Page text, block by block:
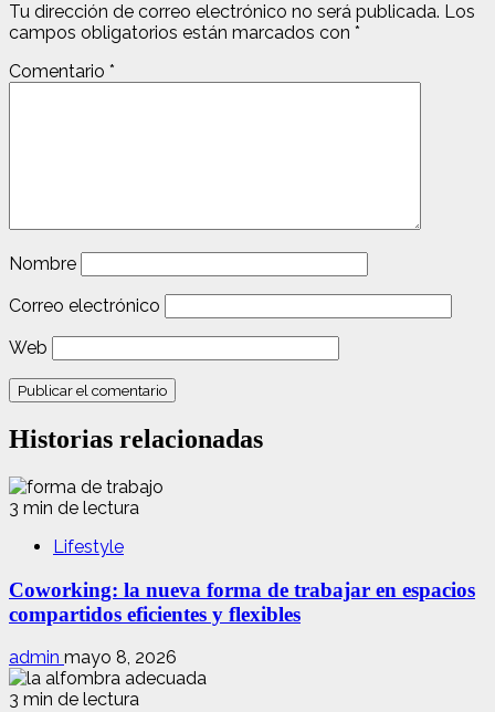
Tu dirección de correo electrónico no será publicada. Los
campos obligatorios están marcados con *
Comentario *
Nombre
Correo electrónico
Web
Historias relacionadas
3 min de lectura
Lifestyle
Coworking: la nueva forma de trabajar en espacios
compartidos eficientes y flexibles
admin mayo 8, 2026
3 min de lectura